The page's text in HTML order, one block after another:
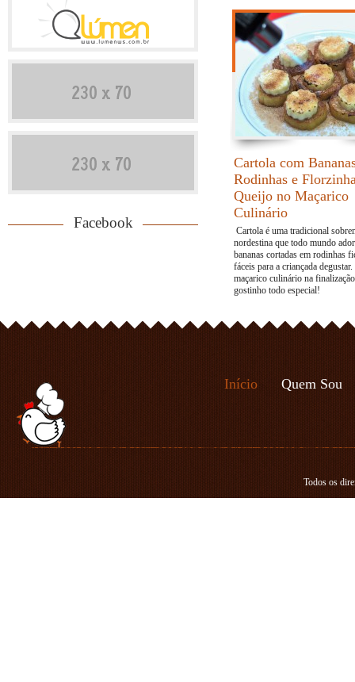
Facebook
Cartola com
Rodinhas e
Queijo no Maçarico
Culinário
Cartola é uma tradicional
nordestina que todo mundo
bananas cortadas em rodinhas
fáceis para a criançada
maçarico culinário na
gostinho todo especial!
Início Quem Sou
Todos os